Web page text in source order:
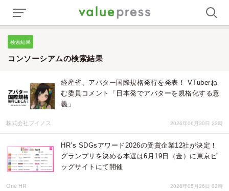
検索結果
コンソーシアムの検索結果
経産省、アバター国際規格発行を発表！ VTuberね
む委員コメント「日本発でアバターを規格化する意
義」
株式会社ブイノス 2026年06月30日 23時
HR’s SDGsアワード2026の受賞企業12社が決定！
グランプリを決める本選は6月19日（金）に東京ビ
ッグサイトにて開催
One HR 2026年05月26日 02時